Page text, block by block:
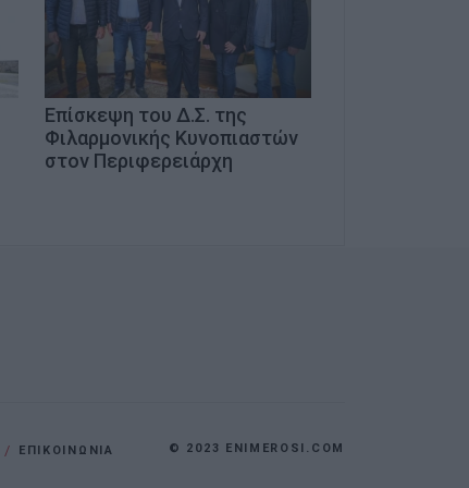
Επίσκεψη του Δ.Σ. της
Φιλαρμονικής Κυνοπιαστών
στον Περιφερειάρχη
ΕΠΙΚΟΙΝΩΝΙΑ © 2023 ENIMEROSI.COM